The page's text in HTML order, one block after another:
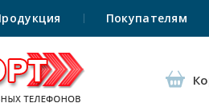
Покупателям